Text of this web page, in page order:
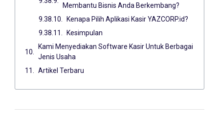
Membantu Bisnis Anda Berkembang?
Kenapa Pilih Aplikasi Kasir YAZCORP.id?
Kesimpulan
Kami Menyediakan Software Kasir Untuk Berbagai
Jenis Usaha
Artikel Terbaru